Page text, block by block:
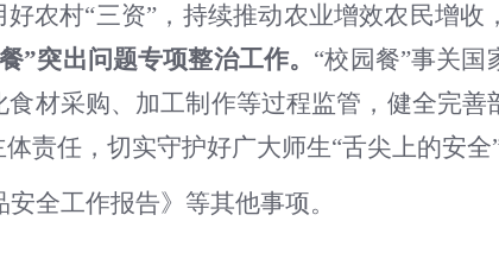
好农村“三资”，持续推动农业增效农民增收，
”突出问题专项整治工作。 “校园餐”事关
食材采购、 加工制作等过程监管， 健全完善
责任， 切实守护好广大师生“舌尖上的安全
全工作报告》 等其他事项。